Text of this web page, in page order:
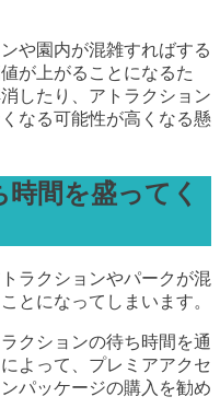
や園内が混雑すればする
が上がることになるた
したり、アトラクション
なる可能性が高くなる懸
間を盛ってく
ラクションやパークが混
とになってしまいます。
クションの待ち時間を通
よって、プレミアアクセ
パッケージの購入を勧め